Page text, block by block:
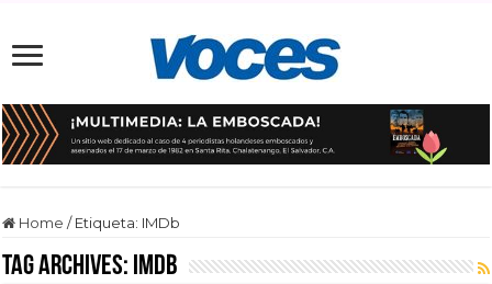
Home / Etiqueta: IMDb
Tag Archives: IMDb